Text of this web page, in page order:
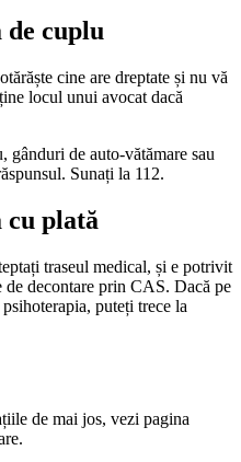
de cuplu
cine are dreptate și nu vă
locul unui avocat dacă
de auto-vătămare sau
Sunați la 112.
cu plată
traseul medical, și e potrivit
decontare prin CAS. Dacă pe
puteți trece la
de mai jos, vezi pagina